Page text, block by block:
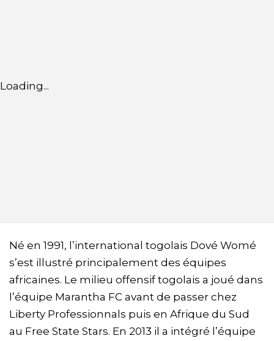
Loading...
Né en 1991, l’international togolais Dové Womé
s’est illustré principalement des équipes
africaines. Le milieu offensif togolais a joué dans
l’équipe Marantha FC avant de passer chez
Liberty Professionnals puis en Afrique du Sud
au Free State Stars. En 2013 il a intégré l’équipe